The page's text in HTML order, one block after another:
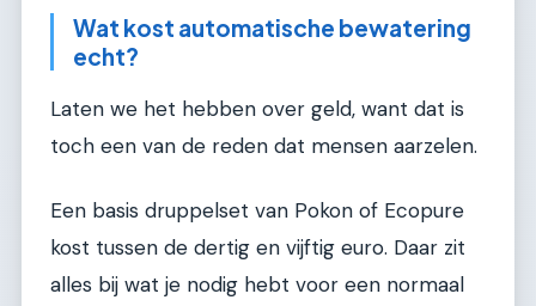
Wat kost automatische bewatering
echt?
Laten we het hebben over geld, want dat is
toch een van de reden dat mensen aarzelen.
Een basis druppelset van Pokon of Ecopure
kost tussen de dertig en vijftig euro. Daar zit
alles bij wat je nodig hebt voor een normaal